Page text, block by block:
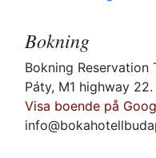
Bokning
Bokning Reservation
Páty, M1 highway 22.
Visa boende på